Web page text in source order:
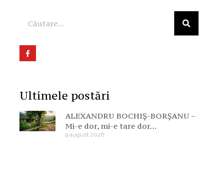
Ultimele postări
ALEXANDRU BOCHIȘ-BORȘANU –
Mi-e dor, mi-e tare dor…
9 august 2026